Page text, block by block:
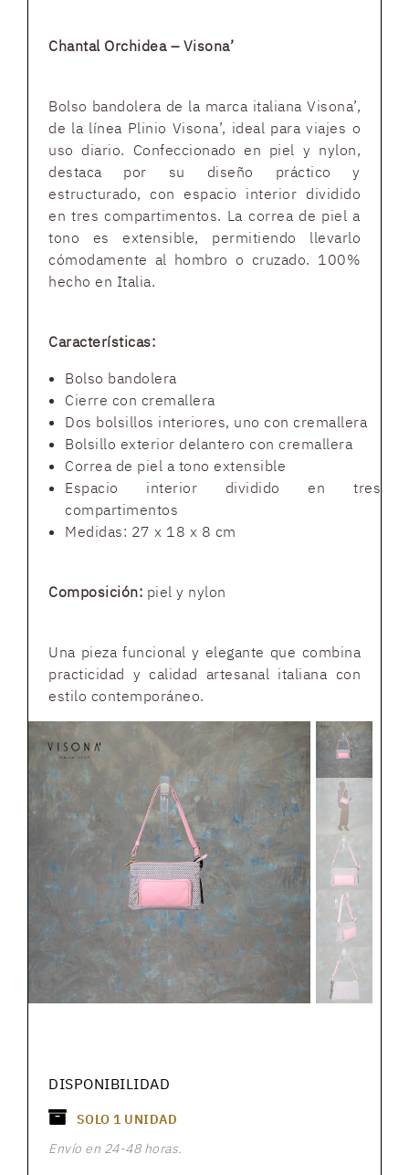
Chantal Orchidea – Visona’
Bolso bandolera de la marca italiana Visona’,
de la línea Plinio Visona’, ideal para viajes o
uso diario. Confeccionado en piel y nylon,
destaca por su diseño práctico y
estructurado, con espacio interior dividido
en tres compartimentos. La correa de piel a
tono es extensible, permitiendo llevarlo
cómodamente al hombro o cruzado. 100%
hecho en Italia.
Características:
Bolso bandolera
Cierre con cremallera
Dos bolsillos interiores, uno con cremallera
Bolsillo exterior delantero con cremallera
Correa de piel a tono extensible
Espacio interior dividido en tres
compartimentos
Medidas: 27 x 18 x 8 cm
Composición: piel y nylon
Una pieza funcional y elegante que combina
practicidad y calidad artesanal italiana con
estilo contemporáneo.
DISPONIBILIDAD
SOLO 1 UNIDAD
Envío en 24-48 horas.